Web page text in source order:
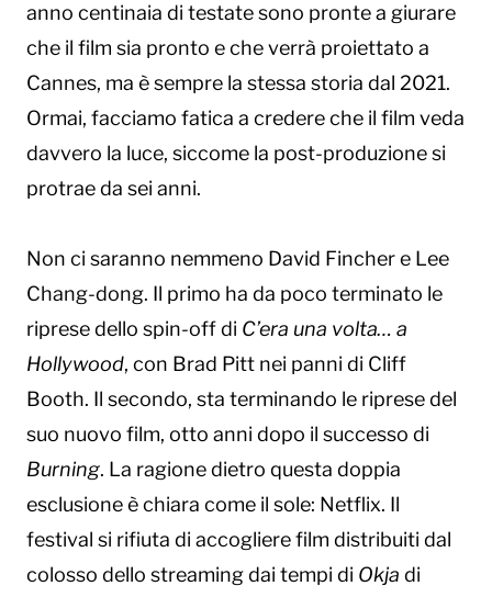
anno centinaia di testate sono pronte a giurare
che il film sia pronto e che verrà proiettato a
Cannes, ma è sempre la stessa storia dal 2021.
Ormai, facciamo fatica a credere che il film veda
davvero la luce, siccome la post-produzione si
protrae da sei anni.
Non ci saranno nemmeno David Fincher e Lee
Chang-dong. Il primo ha da poco terminato le
riprese dello spin-off di C’era una volta… a
Hollywood, con Brad Pitt nei panni di Cliff
Booth. Il secondo, sta terminando le riprese del
suo nuovo film, otto anni dopo il successo di
Burning. La ragione dietro questa doppia
esclusione è chiara come il sole: Netflix. Il
festival si rifiuta di accogliere film distribuiti dal
colosso dello streaming dai tempi di Okja di